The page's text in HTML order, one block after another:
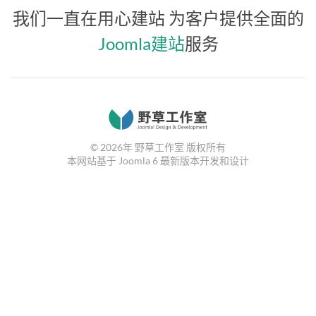
我们一直在用心建站 为客户提供全面的
Joomla建站服务
© 2026年 野草工作室 版权所有
本网站基于 Joomla 6最新版本开发和设计